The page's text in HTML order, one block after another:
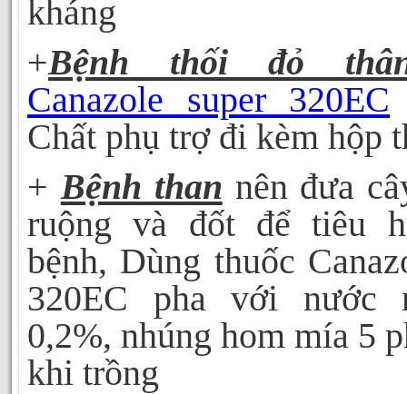
kháng
+Bệnh thối đỏ
Canazole super 320EC
Chất phụ trợ đi kèm hộp
+Bệnh than nên đưa
ruộng và đốt để tiêu
bệnh, Dùng thuốc
320EC pha với nước
0,2%, nhúng hom mía 5
khi trồng